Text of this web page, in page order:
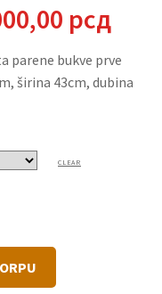
рсд
parene bukve prve
širina 43cm, dubina
CLEAR